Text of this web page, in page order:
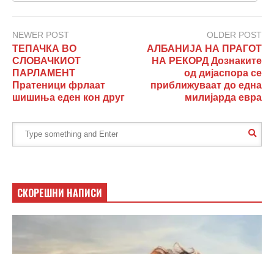
NEWER POST
ТЕПАЧКА ВО
СЛОВАЧКИОТ
ПАРЛАМЕНТ
Пратеници фрлаат
шишиња еден кон друг
OLDER POST
АЛБАНИЈА НА ПРАГОТ
НА РЕКОРД Дознаките
од дијаспора се
приближуваат до една
милијарда евра
СКОРЕШНИ НАПИСИ